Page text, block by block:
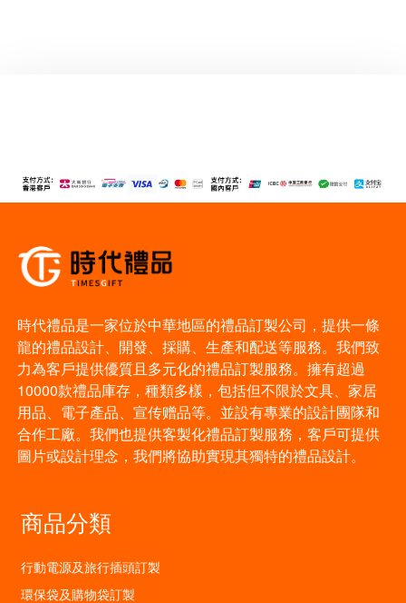
時代禮品是一家位於中華地區的禮品訂製公司，提供一條
龍的禮品設計、開發、採購、生產和配送等服務。我們致
力為客戶提供優質且多元化的禮品訂製服務。擁有超過
10000款禮品庫存，種類多樣，包括但不限於文具、家居
用品、電子產品、宣传赠品等。並設有專業的設計團隊和
合作工廠。我們也提供客製化禮品訂製服務，客戶可提供
圖片或設計理念，我們將協助實現其獨特的禮品設計。
商品分類
行動電源及旅行插頭訂製
環保袋及購物袋訂製